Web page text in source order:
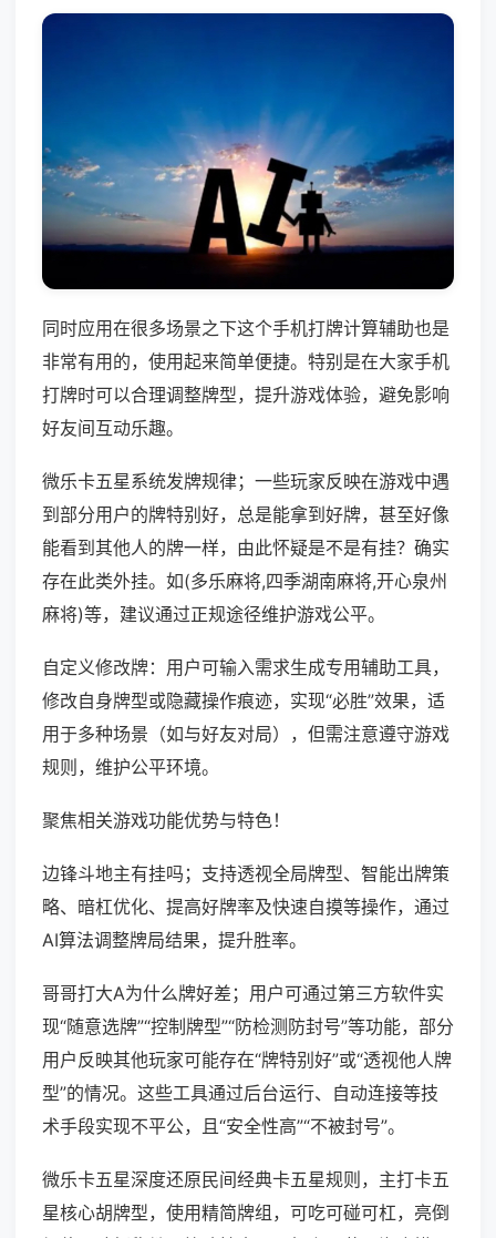
同时应用在很多场景之下这个手机打牌计算辅助也是
非常有用的，使用起来简单便捷。特别是在大家手机
打牌时可以合理调整牌型，提升游戏体验，避免影响
好友间互动乐趣。
微乐卡五星系统发牌规律；一些玩家反映在游戏中遇
到部分用户的牌特别好，总是能拿到好牌，甚至好像
能看到其他人的牌一样，由此怀疑是不是有挂？确实
存在此类外挂。如(多乐麻将,四季湖南麻将,开心泉州
麻将)等，建议通过正规途径维护游戏公平。
自定义修改牌：用户可输入需求生成专用辅助工具，
修改自身牌型或隐藏操作痕迹，实现“必胜”效果，适
用于多种场景（如与好友对局），但需注意遵守游戏
规则，维护公平环境。
聚焦相关游戏功能优势与特色！
边锋斗地主有挂吗；支持透视全局牌型、智能出牌策
略、暗杠优化、提高好牌率及快速自摸等操作，通过
AI算法调整牌局结果，提升胜率。
哥哥打大A为什么牌好差；用户可通过第三方软件实
现“随意选牌”“控制牌型”“防检测防封号”等功能，部分
用户反映其他玩家可能存在“牌特别好”或“透视他人牌
型”的情况。这些工具通过后台运行、自动连接等技
术手段实现不平公，且“安全性高”“不被封号”。
微乐卡五星深度还原民间经典卡五星规则，主打卡五
星核心胡牌型，使用精简牌组，可吃可碰可杠，亮倒